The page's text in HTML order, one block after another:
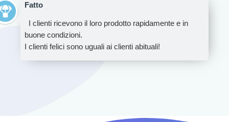
Fatto
I clienti ricevono il loro prodotto rapidamente e in
buone condizioni.
I clienti felici sono uguali ai clienti abituali!